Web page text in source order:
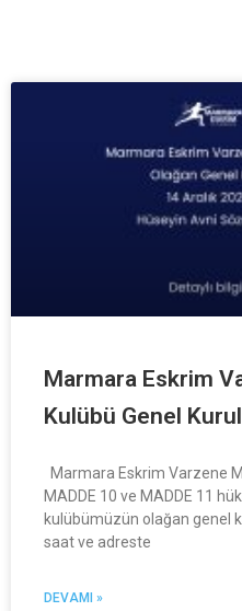
Marmara Eskrim
Kulübü Genel Kurul
Marmara Eskrim Varzene
MADDE 10 ve MADDE 11
kulübümüzün olağan genel
saat ve adreste
DEVAMI »